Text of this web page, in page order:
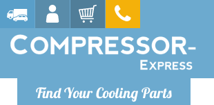
Find Your Cooling Parts